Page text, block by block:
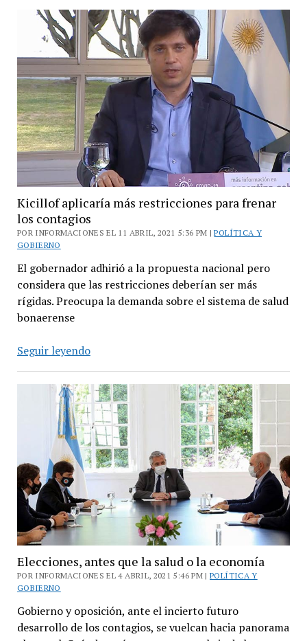
en
la
provincia,
con
los
contagios
y
el
escenario
político
Kicillof aplicaría más restricciones para frenar
los contagios
POR INFORMACIONES EL 11 ABRIL, 2021 5:36 PM |POLÍTICA Y
GOBIERNO
El gobernador adhirió a la propuesta nacional pero
considera que las restricciones deberían ser más
rígidas. Preocupa la demanda sobre el sistema de salud
bonaerense
Seguir leyendoKicillof
más
restricciones
para
frenar
los
contagios
Elecciones, antes que la salud o la economía
POR INFORMACIONES EL 4 ABRIL, 2021 5:46 PM |POLÍTICA Y
GOBIERNO
Gobierno y oposición, ante el incierto futuro
desarrollo de los contagios, se vuelcan hacia panorama